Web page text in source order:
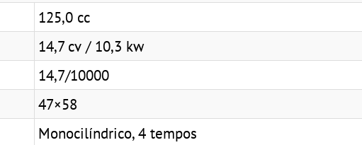
125,0 cc
14,7 cv / 10,3 kw
14,7/10000
47×58
Monocilíndrico, 4 tempos